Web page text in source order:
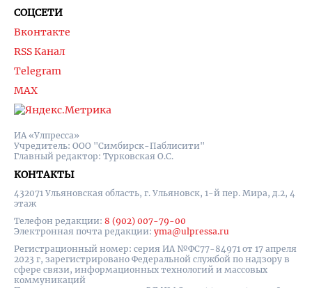
ИА «Улпресса»
Учредитель: ООО "Симбирск-Паблисити"
Главный редактор: Турковская О.С.
КОНТАКТЫ
432071 Ульяновская область, г. Ульяновск, 1-й пер. Мира, д.2, 4
этаж
Телефон редакции: 8 (902) 007-79-00
Электронная почта редакции: yma@ulpressa.ru
Регистрационный номер: серия ИА №ФС77-84971 от 17 апреля
2023 г, зарегистрировано Федеральной службой по надзору в
сфере связи, информационных технологий и массовых
коммуникаций
СОЦСЕТИ
Вконтакте
RSS Канал
Telegram
MAX